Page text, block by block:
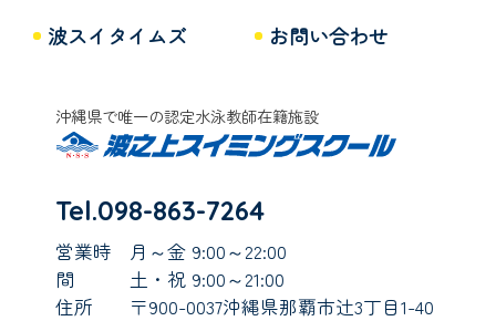
波スイタイムズ
お問い合わせ
沖縄県で唯一の認定水泳教師在籍施設
Tel.098-863-7264
営業時
間
月～金 9:00～22:00
土・祝 9:00～21:00
住所
〒900-0037沖縄県那覇市辻3丁目1-40